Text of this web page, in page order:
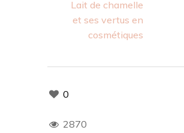
Lait de chamelle
et ses vertus en
cosmétiques
0
2870